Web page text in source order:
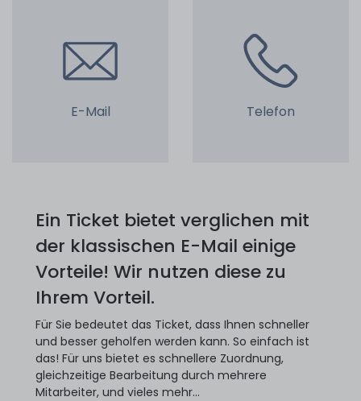
E-Mail Telefon
Ein Ticket bietet verglichen mit
der klassischen E-Mail einige
Vorteile! Wir nutzen diese zu
Ihrem Vorteil.
Für Sie bedeutet das Ticket, dass Ihnen schneller
und besser geholfen werden kann. So einfach ist
das! Für uns bietet es schnellere Zuordnung,
gleichzeitige Bearbeitung durch mehrere
Mitarbeiter, und vieles mehr...